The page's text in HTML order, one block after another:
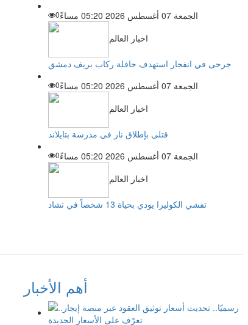
الجمعة 07 أغسطس 2026 05:20 مساءً
0
اخبار العالم
جرحى في انفجار استهدف حافلة ركاب بريف دمشق
الجمعة 07 أغسطس 2026 05:20 مساءً
0
اخبار العالم
قتلى بإطلاق نار في مدرسة بتايلاند
الجمعة 07 أغسطس 2026 05:20 مساءً
0
اخبار العالم
تفشي الكوليرا يودي بحياة 13 شخصاً في تشاد
أهم الأخبار